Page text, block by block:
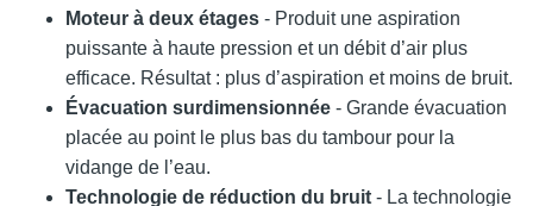
Moteur à deux étages - Produit une aspiration
puissante à haute pression et un débit d’air plus
efficace. Résultat : plus d’aspiration et moins de bruit.
Évacuation surdimensionnée - Grande évacuation
placée au point le plus bas du tambour pour la
vidange de l’eau.
Technologie de réduction du bruit - La technologie